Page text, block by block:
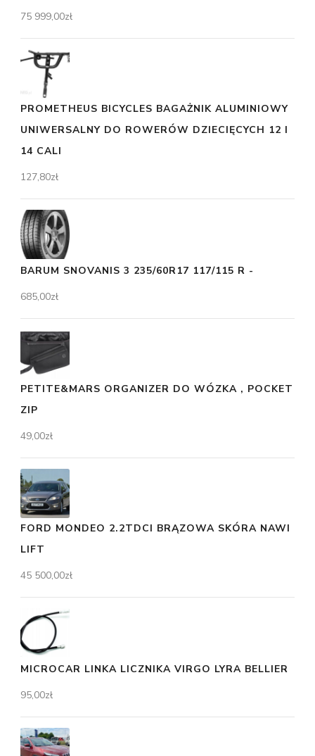
75 999,00zł
PROMETHEUS BICYCLES BAGAŻNIK ALUMINIOWY
UNIWERSALNY DO ROWERÓW DZIECIĘCYCH 12 I
14 CALI
127,80zł
BARUM SNOVANIS 3 235/60R17 117/115 R -
685,00zł
PETITE&MARS ORGANIZER DO WÓZKA , POCKET
ZIP
49,00zł
FORD MONDEO 2.2TDCI BRĄZOWA SKÓRA NAWI
LIFT
45 500,00zł
MICROCAR LINKA LICZNIKA VIRGO LYRA BELLIER
95,00zł